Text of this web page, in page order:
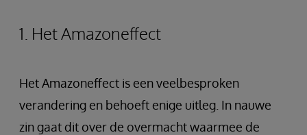
1. Het Amazoneffect
Het Amazoneffect is een veelbesproken
verandering en behoeft enige uitleg. In nauwe
zin gaat dit over de overmacht waarmee de